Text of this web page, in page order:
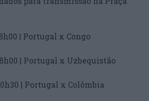
| Portugal x Congo
| Portugal x Uzbequistão
| Portugal x Colômbia